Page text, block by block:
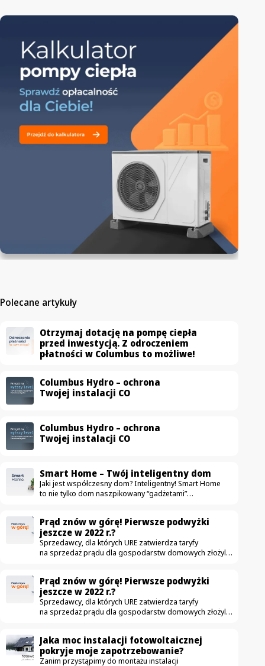
Polecane artykuły
Otrzymaj dotację na pompę ciepła
przed inwestycją. Z odroczeniem
płatności w Columbus to możliwe!
Columbus Hydro – ochrona
Twojej instalacji CO
Columbus Hydro – ochrona
Twojej instalacji CO
Smart Home – Twój inteligentny dom
Jaki jest współczesny dom? Inteligentny! Smart Home
to nie tylko dom naszpikowany “gadżetami”
Na rynku pojawia się coraz więcej urządzeń mających
uczynić dom nowoczesnym — od drobnych sprzętów
jak automatyczne odkurzacze, aż po duże instalacje jak
fotowoltaika. W ostatnich latach zdecydowanie częściej
szczególnie…
Prąd znów w górę! Pierwsze podwyżki
jeszcze w 2022 r.?
Sprzedawcy, dla których URE zatwierdza taryfy
na sprzedaż prądu dla gospodarstw domowych złożyli
że podwyżki czekają nas jeszcze w tym roku? Podwyżki
możliwe już jesienią W związku z wnioskami które
złożyło 3 z 5 tzw. sprzedawców z urzędu – Tauron,
Energia i Enea – pierwsze podwyżki cen energii dla
Prąd znów w górę! Pierwsze podwyżki
jeszcze w 2022 r.?
Sprzedawcy, dla których URE zatwierdza taryfy
na sprzedaż prądu dla gospodarstw domowych złożyli
że podwyżki czekają nas jeszcze w tym roku? Podwyżki
możliwe już jesienią W związku z wnioskami które
złożyło 3 z 5 tzw. sprzedawców z urzędu – Tauron,
Jaka moc instalacji fotowoltaicznej
pokryje moje zapotrzebowanie?
Zanim przystąpimy do montażu instalacji